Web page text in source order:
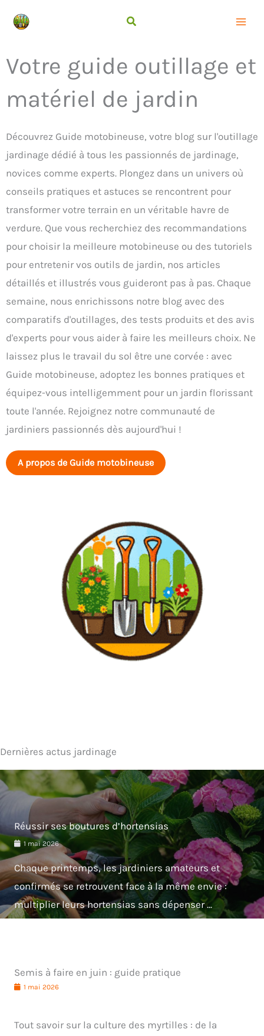
Votre guide outillage et
matériel de jardin
Découvrez Guide motobineuse, votre blog sur l'outillage
jardinage dédié à tous les passionnés de jardinage,
novices comme experts. Plongez dans un univers où
conseils pratiques et astuces se rencontrent pour
transformer votre terrain en un véritable havre de
verdure. Que vous recherchiez des recommandations
pour choisir la meilleure motobineuse ou des tutoriels
pour entretenir vos outils de jardin, nos articles
détaillés et illustrés vous guideront pas à pas. Chaque
semaine, nous enrichissons notre blog avec des
comparatifs d'outillages, des tests produits et des avis
d'experts pour vous aider à faire les meilleurs choix. Ne
laissez plus le travail du sol être une corvée : avec
Guide motobineuse, adoptez les bonnes pratiques et
équipez-vous intelligemment pour un jardin florissant
toute l'année. Rejoignez notre communauté de
jardiniers passionnés dès aujourd'hui !
A propos de Guide motobineuse
Dernières actus jardinage
Réussir ses boutures d’hortensias
1 mai 2026
Chaque printemps, les jardiniers amateurs et
confirmés se retrouvent face à la même envie :
multiplier leurs hortensias sans dépenser ...
Semis à faire en juin : guide pratique
1 mai 2026
Tout savoir sur la culture des myrtilles : de la